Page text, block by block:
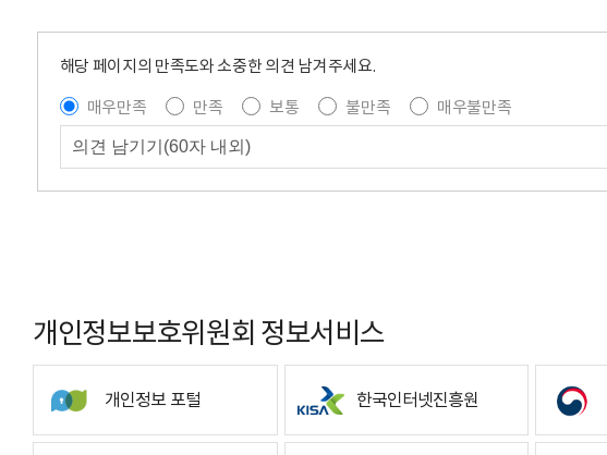
해당 페이지의 만족도와 소중한 의견 남겨주세요.
매우만족
만족 보통 불만족 매우불만족
개인정보보호위원회 정보서비스
개인정보 포털 한국인터넷진흥원